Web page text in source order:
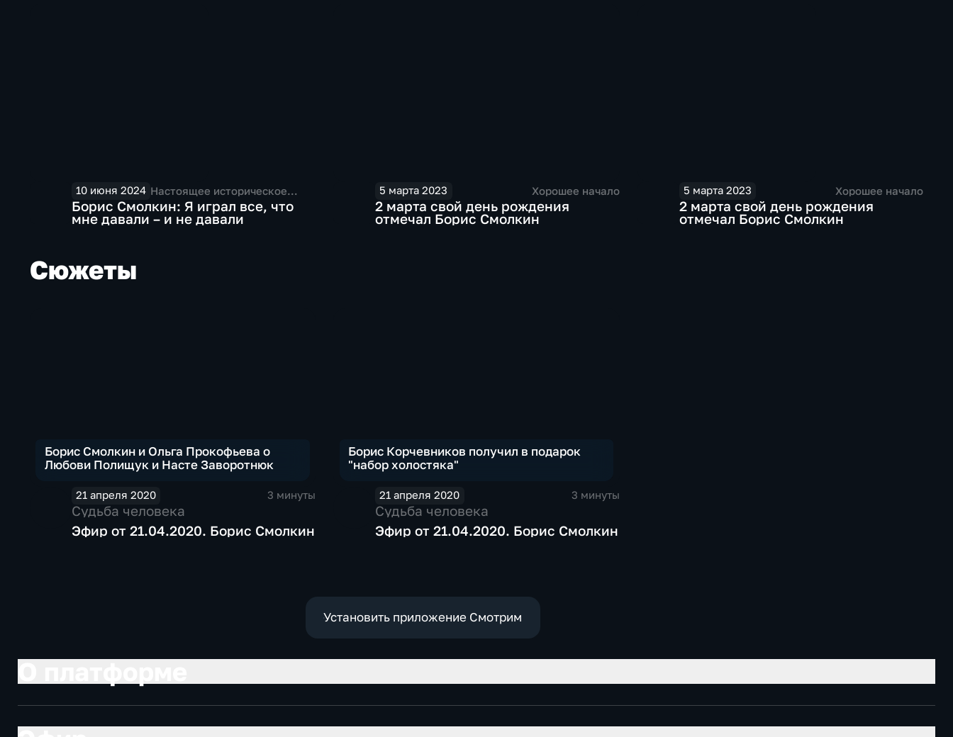
10 июня 2024 Настоящее историческое
(Praesens historicum)
Борис Смолкин: Я играл все, что
мне давали – и не давали
5 марта 2023 Хорошее начало
2 марта свой день рождения
отмечал Борис Смолкин
5 марта 2023 Хорошее начало
2 марта свой день рождения
отмечал Борис Смолкин
Сюжеты
Борис Смолкин и Ольга Прокофьева о
Любови Полищук и Насте Заворотнюк
21 апреля 2020 3 минуты
Судьба человека
Эфир от 21.04.2020. Борис Смолкин
Борис Корчевников получил в подарок
"набор холостяка"
21 апреля 2020 3 минуты
Судьба человека
Эфир от 21.04.2020. Борис Смолкин
Установить приложение Смотрим